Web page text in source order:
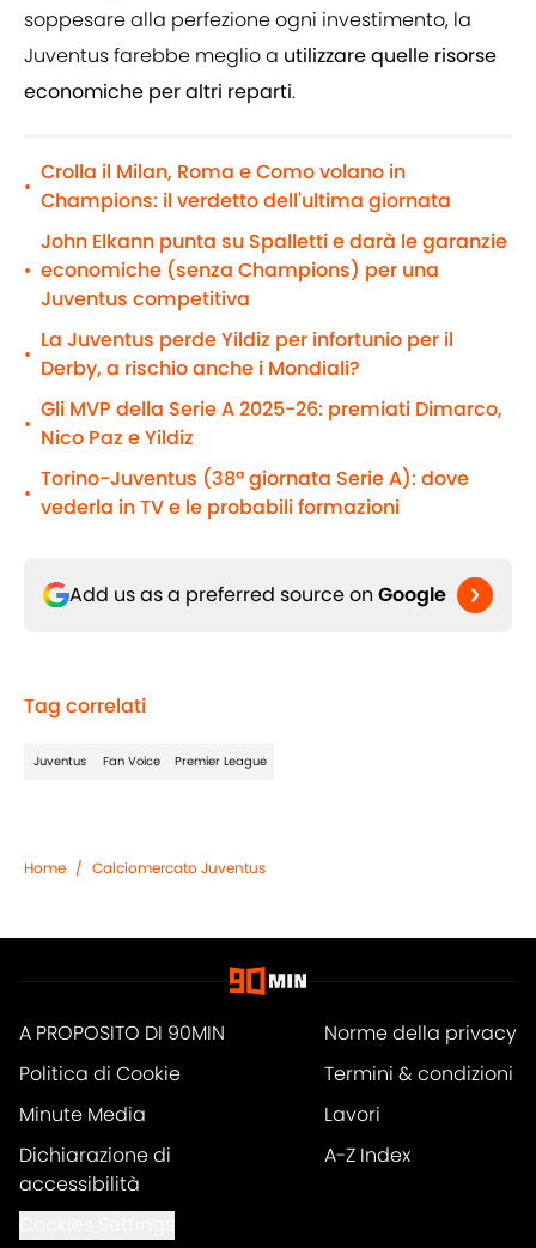
soppesare alla perfezione ogni investimento, la
Juventus farebbe meglio a utilizzare quelle risorse
economiche per altri reparti.
•
Crolla il Milan, Roma e Como volano in
Champions: il verdetto dell'ultima giornata
•
John Elkann punta su Spalletti e darà le garanzie
economiche (senza Champions) per una
Juventus competitiva
•
La Juventus perde Yildiz per infortunio per il
Derby, a rischio anche i Mondiali?
•
Gli MVP della Serie A 2025-26: premiati Dimarco,
Nico Paz e Yildiz
•
Torino-Juventus (38ª giornata Serie A): dove
vederla in TV e le probabili formazioni
Add us as a preferred source on Google
Tag correlati
Juventus Fan Voice Premier League
Home / Calciomercato Juventus
A PROPOSITO DI 90MIN
Norme della privacy
Politica di Cookie
Termini & condizioni
Minute Media
Lavori
Dichiarazione di
accessibilità
A-Z Index